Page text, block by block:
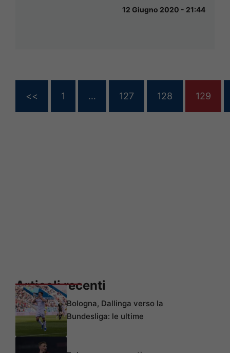
12 Giugno 2020 - 21:44
<< 1 … 127 128 129
Articoli recenti
Bologna, Dallinga verso la
Bundesliga: le ultime